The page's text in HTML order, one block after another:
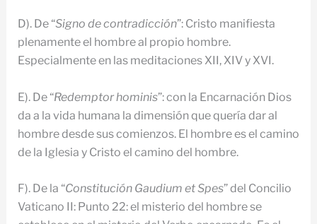
D). De “Signo de contradicción”: Cristo manifiesta
plenamente el hombre al propio hombre.
Especialmente en las meditaciones XII, XIV y XVI.
E). De “Redemptor hominis”: con la Encarnación Dios
da a la vida humana la dimensión que quería dar al
hombre desde sus comienzos. El hombre es el camino
de la Iglesia y Cristo el camino del hombre.
F). De la “Constitución Gaudium et Spes” del Concilio
Vaticano II: Punto 22: el misterio del hombre se